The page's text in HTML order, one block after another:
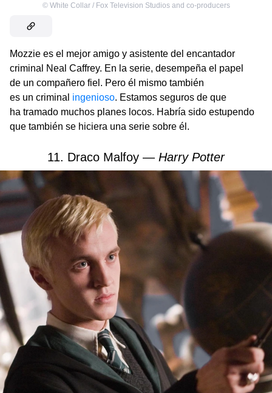
© White Collar / Fox Television Studios and co-producers
Mozzie es el mejor amigo y asistente del encantador
criminal Neal Caffrey. En la serie, desempeña el papel
de un compañero fiel. Pero él mismo también
es un criminal ingenioso. Estamos seguros de que
ha tramado muchos planes locos. Habría sido estupendo
que también se hiciera una serie sobre él.
11. Draco Malfoy — Harry Potter